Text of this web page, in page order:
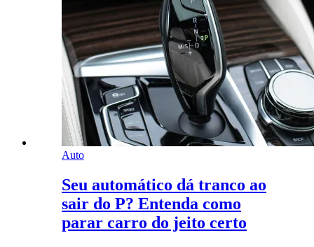
Auto
Seu automático dá tranco ao
sair do P? Entenda como
parar carro do jeito certo